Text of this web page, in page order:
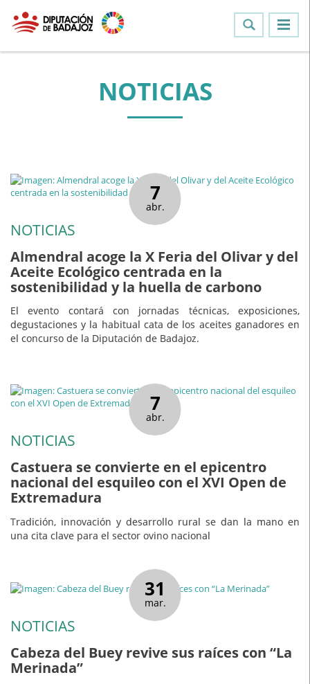
NOTICIAS
7
abr.
NOTICIAS
Almendral acoge la X Feria del Olivar y del
Aceite Ecológico centrada en la
sostenibilidad y la huella de carbono
El evento contará con jornadas técnicas, exposiciones,
degustaciones y la habitual cata de los aceites ganadores en
el concurso de la Diputación de Badajoz.
7
abr.
NOTICIAS
Castuera se convierte en el epicentro
nacional del esquileo con el XVI Open de
Extremadura
Tradición, innovación y desarrollo rural se dan la mano en
una cita clave para el sector ovino nacional
31
mar.
NOTICIAS
Cabeza del Buey revive sus raíces con “La
Merinada”